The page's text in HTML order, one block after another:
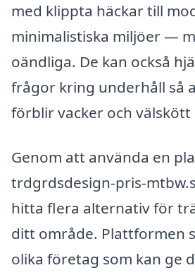
med klippta häckar till
minimalistiska miljöer —
oändliga. De kan också
frågor kring underhåll så
förblir vacker och välskött
Genom att använda en
trdgrdsdesign-pris-
hitta flera alternativ för
ditt område. Plattformen
olika företag som kan ge